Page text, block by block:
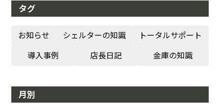
タグ
お知らせ シェルターの知識
トータルサポート
導入事例
店長日記 金庫の知識
月別